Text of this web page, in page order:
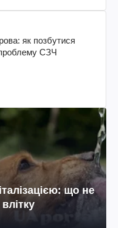
як позбутися
СЗЧ
що не